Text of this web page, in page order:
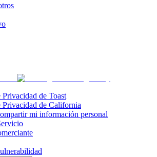
de Toast
Privacidad de California
mi información personal